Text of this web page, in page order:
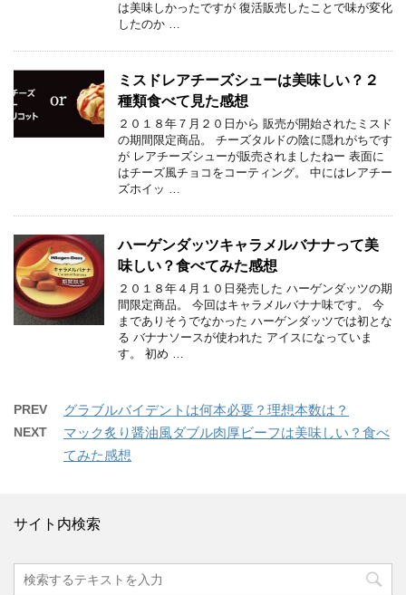
は美味しかったですが 復活販売したことで味が変化
したのか …
ミスドレアチーズシューは美味しい？２
種類食べて見た感想
２０１８年７月２０日から 販売が開始されたミスド
の期間限定商品。 チーズタルドの陰に隠れがちです
が レアチーズシューが販売されましたねー 表面に
はチーズ風チョコをコーティング。 中にはレアチー
ズホイッ …
ハーゲンダッツキャラメルバナナって美
味しい？食べてみた感想
２０１８年４月１０日発売した ハーゲンダッツの期
間限定商品。 今回はキャラメルバナナ味です。 今
までありそうでなかった ハーゲンダッツでは初とな
る バナナソースが使われた アイスになっていま
す。 初め …
PREV グラブルバイデントは何本必要？理想本数は？
NEXT
マック炙り醤油風ダブル肉厚ビーフは美味しい？食べ
てみた感想
サイト内検索